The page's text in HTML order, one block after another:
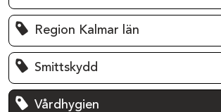
Region Kalmar län
Smittskydd
Vårdhygien